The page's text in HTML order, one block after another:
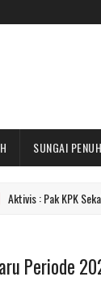
SUNGAI PENUH
KPK Sekali-kali
Periode